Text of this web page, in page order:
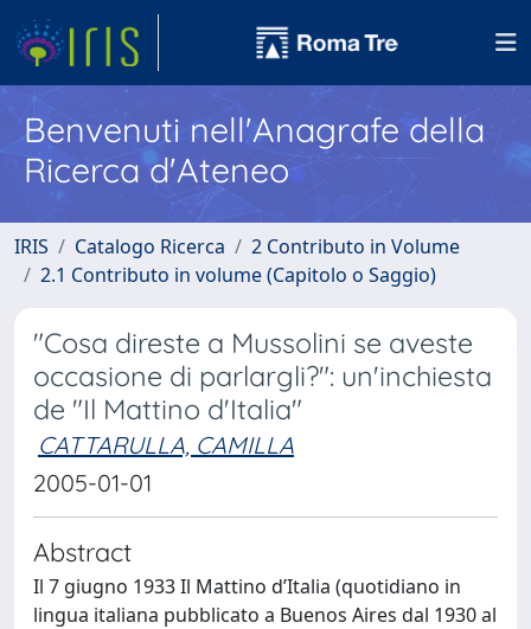
Benvenuti nell'Anagrafe della
Ricerca d'Ateneo
IRIS Catalogo Ricerca
2 Contributo in Volume
2.1 Contributo in volume (Capitolo o Saggio)
"Cosa direste a Mussolini se aveste
occasione di parlargli?": un'inchiesta
de "Il Mattino d'Italia"
CATTARULLA, CAMILLA
2005-01-01
Abstract
Il 7 giugno 1933 Il Mattino d’Italia (quotidiano in
lingua italiana pubblicato a Buenos Aires dal 1930 al